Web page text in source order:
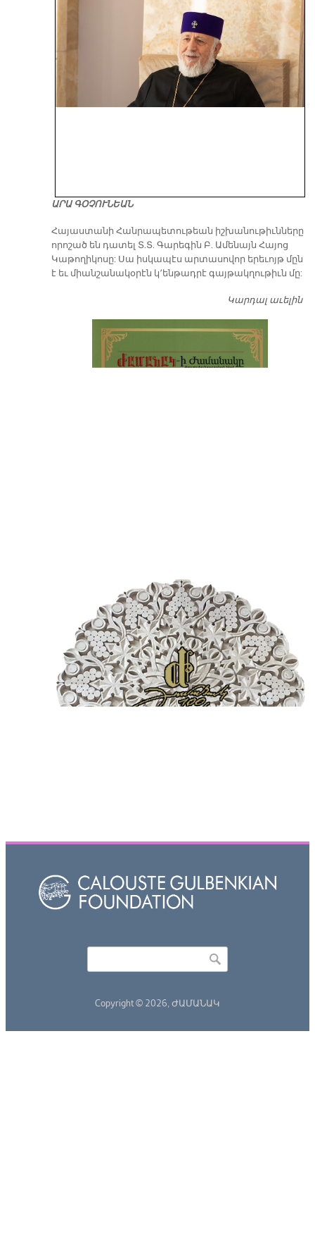
ԱՐԱ ԳՕՉՈՒՆԵԱՆ
​Հայաստանի Հանրապետութեան իշխանութիւնները
որոշած են դատել Տ.Տ. Գարեգին Բ. Ամենայն Հայոց
Կաթողիկոսը: Սա իսկապէս արտասովոր երեւոյթ մըն
է եւ միանշանակօրէն կ՚ենթադրէ գայթակղութիւն մը:
Կարդալ աւելին
Copyright © 2026, ԺԱՄԱՆԱԿ